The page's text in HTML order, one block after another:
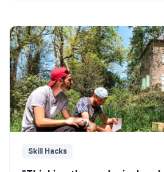
Skill Hacks